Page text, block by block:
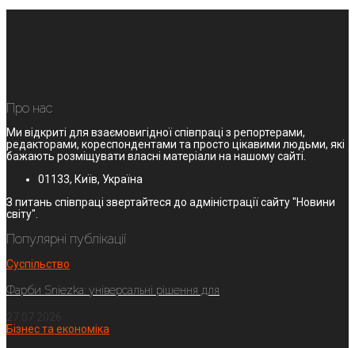
Про нас
Ми відкриті для взаємовигідної співпраці з репортерами,
редакторами, кореспондентами та просто цікавими людьми, які
бажають розміщувати власні матеріали на нашому сайті.
01133, Київ, Україна
З питань співпраці звертайтеся до адміністрації сайту "Новини
світу".
Популярні публікації
Суспільство
Фарби Sniezka: універсальні рішення для
Бізнес та економіка